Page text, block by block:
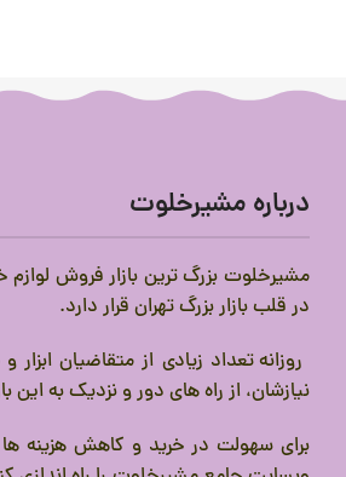
درباره مشیرخلوت
مشیرخلوت بزرگ ترین بازار فروش لوازم
در قلب بازار بزرگ تهران قرار دارد.
روزانه تعداد زیادی از متقاضیان
نیازشان، از راه های دور و نزدیک به این
برای سهولت در خرید و کاهش هزینه